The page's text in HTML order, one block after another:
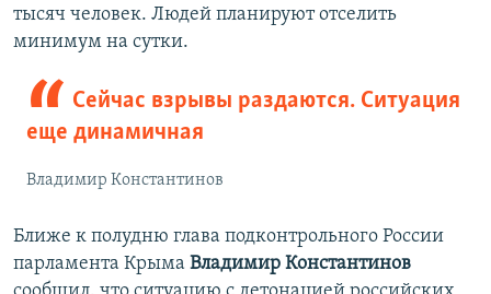
тысяч человек. Людей планируют отселить
минимум на сутки.
Сейчас взрывы раздаются. Ситуация
еще динамичная
Владимир Константинов
Ближе к полудню глава подконтрольного России
парламента Крыма Владимир Константинов